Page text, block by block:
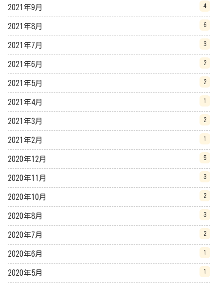
2021年9月 4
2021年8月 6
2021年7月 3
2021年6月 2
2021年5月 2
2021年4月 1
2021年3月 2
2021年2月 1
2020年12月 5
2020年11月 3
2020年10月 2
2020年8月 3
2020年7月 2
2020年6月 1
2020年5月 1